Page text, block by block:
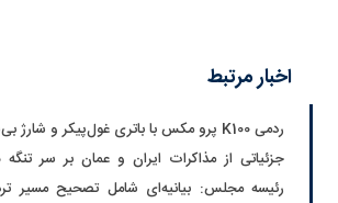
اخبار مرتبط
ردمی K100 پرو مکس با باتری غول‌پیکر و شارژ بی‌سیم روانه بازار می‌شود
جزئیاتی از مذاکرات ایران و عمان بر سر
رئیسه مجلس: بیانیه‌ای شامل تصحیح مسیر